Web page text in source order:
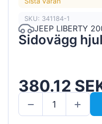
SKU: 341184-1
JEEP LIBERTY
Sidovägg
380.12